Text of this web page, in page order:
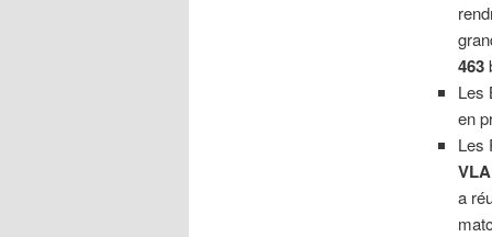
463
Les
en
Les
a